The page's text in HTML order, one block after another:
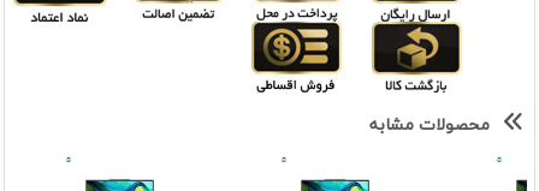
محصولات مشابه